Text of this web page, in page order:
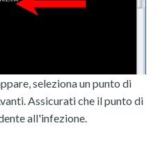
seleziona un punto di
Assicurati che il punto di
all'infezione.